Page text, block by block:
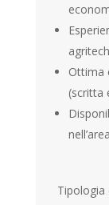
Ottima
(scritta
Tipologia